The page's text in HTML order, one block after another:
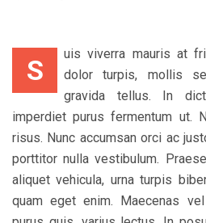
S
uis viverra mauris at
dolor turpis, mollis
gravida tellus. In
imperdiet purus fermentum ut.
risus. Nunc accumsan orci ac
porttitor nulla vestibulum.
aliquet vehicula, urna turpis
quam eget enim. Maecenas